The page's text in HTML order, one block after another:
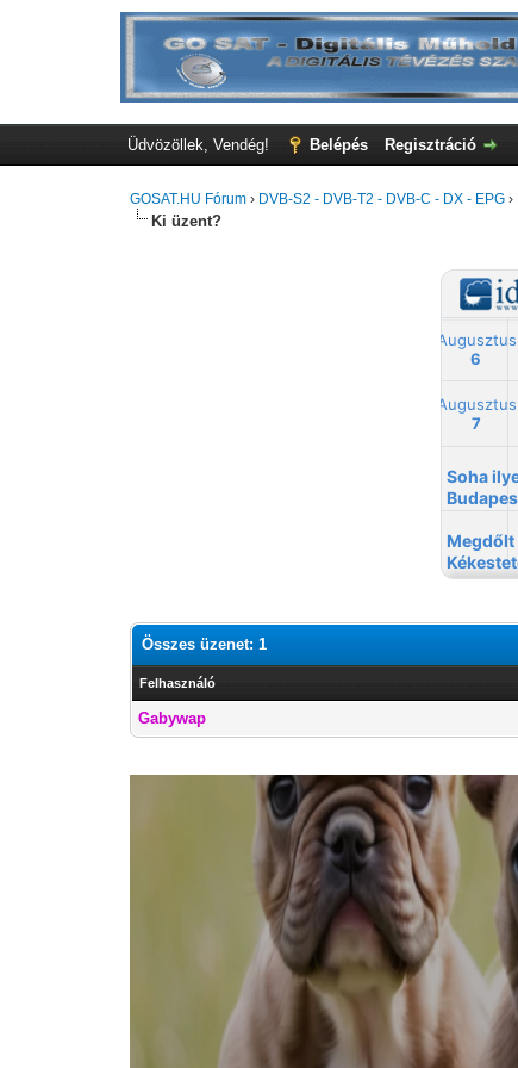
Üdvözöllek, Vendég! Belépés Regisztráció
GOSAT.HU Fórum › DVB-S2 - DVB-T2 - DVB-C - DX - EPG ›
Ki üzent?
Összes üzenet: 1
Felhasználó
Gabywap